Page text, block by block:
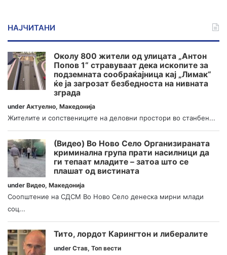
НАЈЧИТАНИ
Околу 800 жители од улицата „Антон
Попов 1“ стравуваат дека ископите за
подземната сообраќајница кај „Лимак“
ќе ја загрозат безбедноста на нивната
зграда
under Актуелно, Македонија
Жителите и сопствениците на деловни простори во станбен...
(Видео) Во Ново Село Организираната
криминална група прати насилници да
ги тепаат младите – затоа што се
плашат од вистината
under Видео, Македонија
Соопштение на СДСМ Во Ново Село денеска мирни млади
соц...
Тито, лордот Карингтон и либералите
under Став, Топ вести